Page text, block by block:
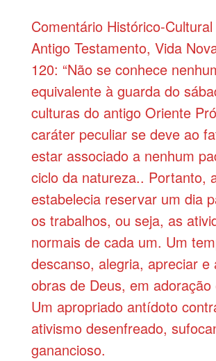
Comentário Histórico-
Antigo Testamento, Vida
120: “Não se conhece
equivalente à guarda do
culturas do antigo Oriente
caráter peculiar se deve ao
estar associado a nenhum
ciclo da natureza.. Portanto,
estabelecia reservar um dia
os trabalhos, ou seja, as
normais de cada um. Um
descanso, alegria, apreciar e
obras de Deus, em adoração
Um apropriado antídoto
ativismo desenfreado,
ganancioso.